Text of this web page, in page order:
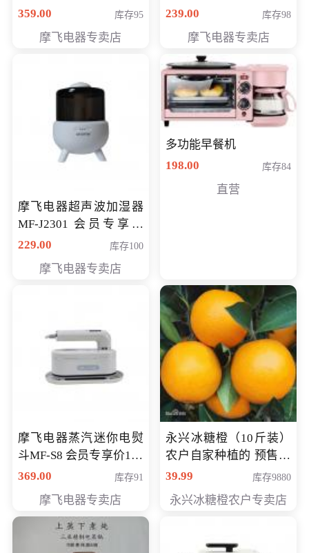
168元
359.00 库存95
摩飞电器专卖店
元
239.00 库存98
摩飞电器专卖店
摩飞电器超声波加湿器
MF-J2301 会员专享价
168元
229.00 库存100
摩飞电器专卖店
多功能早餐机
198.00
库存84
直营
摩飞电器蒸汽迷你电熨
斗MF-S8 会员专享价168
元
369.00 库存91
摩飞电器专卖店
永兴冰糖橙（10斤装）
农户自家种植的 预售10
万斤 会员包邮专享价
39.99 库存9880
永兴冰糖橙农户专卖店